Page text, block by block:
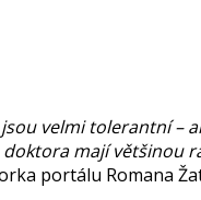
velmi tolerantní –
mají většinou
portálu Romana